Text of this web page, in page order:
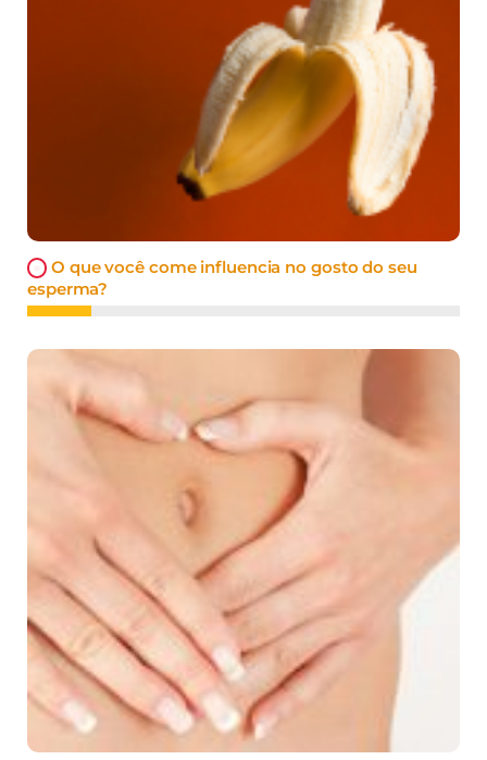
O que você come influencia no gosto do seu
esperma?